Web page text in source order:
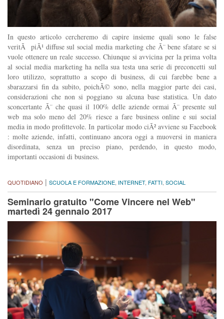
In questo articolo cercheremo di capire insieme quali sono le false
veritÃ piÃ¹ diffuse sul social media marketing che Ã¨ bene sfatare se si
vuole ottenere un reale successo. Chiunque si avvicina per la prima volta
al social media marketing ha nella sua testa una serie di preconcetti sul
loro utilizzo, soprattutto a scopo di business, di cui farebbe bene a
sbarazzarsi fin da subito, poichÃ© sono, nella maggior parte dei casi,
considerazioni che non si poggiano su alcuna base statistica. Un dato
sconcertante Ã¨ che quasi il 100% delle aziende ormai Ã¨ presente sul
web ma solo meno del 20% riesce a fare business online e sui social
media in modo profittevole. In particolar modo ciÃ² avviene su Facebook
: molte aziende, infatti, continuano ancora oggi a muoversi in maniera
disordinata, senza un preciso piano, perdendo, in questo modo,
importanti occasioni di business.
QUOTIDIANO | SCUOLA E FORMAZIONE, INTERNET, FATTI, SOCIAL
Seminario gratuito "Come Vincere nel Web"
martedì 24 gennaio 2017